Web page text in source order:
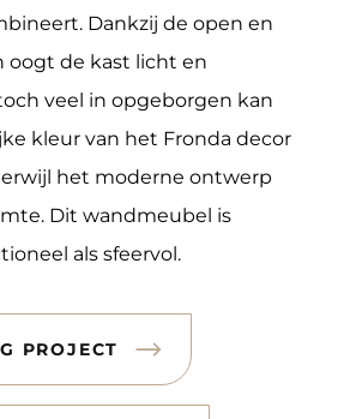
Dankzij de open en
de kast licht en
veel in opgeborgen kan
kleur van het Fronda decor
het moderne ontwerp
Dit wandmeubel is
als sfeervol.
PROJECT